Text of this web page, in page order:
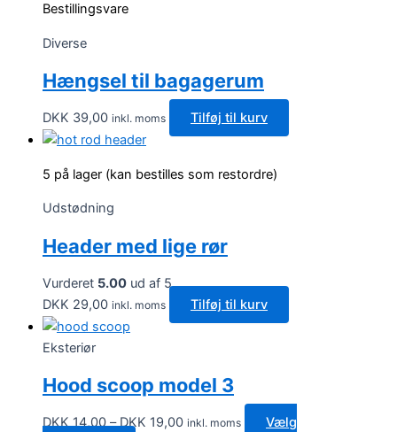
Bestillingsvare
Diverse
Hængsel til bagagerum
DKK 39,00 inkl. moms Tilføj til kurv
5 på lager (kan bestilles som restordre)
Udstødning
Header med lige rør
Vurderet 5.00 ud af 5
DKK 29,00 inkl. moms Tilføj til kurv
Eksteriør
Hood scoop model 3
DKK14,00 – DKK 19,00Prisinterval:
inkl. moms
Vælg